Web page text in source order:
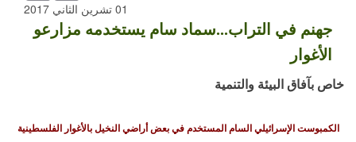
01 تشرين الثاني 2017
جهنم في التراب...سماد سام يستخدمه مزارعو
الأغوار
خاص بآفاق البيئة والتنمية
الكمبوست الإسرائيلي السام المستخدم في بعض أراضي النخيل بالأغوار الفلسطينية